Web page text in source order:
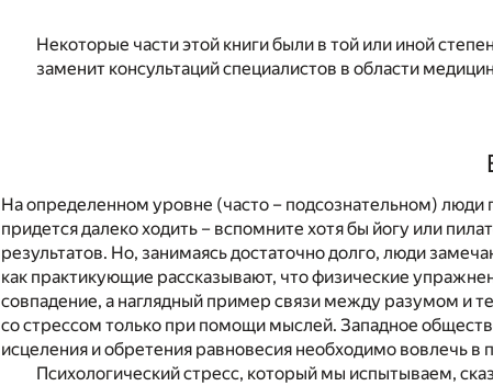
Некоторые части этой книги были в той или иной
заменит консультаций специалистов в области
На определенном уровне (часто – подсознательном)
придется далеко ходить – вспомните хотя бы йогу или
результатов. Но, занимаясь достаточно долго, люди
как практикующие рассказывают, что физические
совпадение, а наглядный пример связи между разумом и
со стрессом только при помощи мыслей. Западное
исцеления и обретения равновесия необходимо вовлечь в
Психологический стресс, который мы испытываем,